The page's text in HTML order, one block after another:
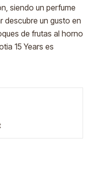
siendo un perfume
descubre un gusto en
de frutas al horno
15 Years es